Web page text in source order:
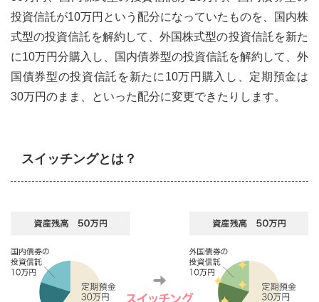
投資信託が10万円という配分になっていたものを、国内株
式型の投資信託を解約して、外国株式型の投資信託を新た
に10万円分購入し、国内債券型の投資信託を解約して、外
国債券型の投資信託を新たに10万円購入し、定期預金は
30万円のまま、といった配分に変更できたりします。
スイッチングとは？